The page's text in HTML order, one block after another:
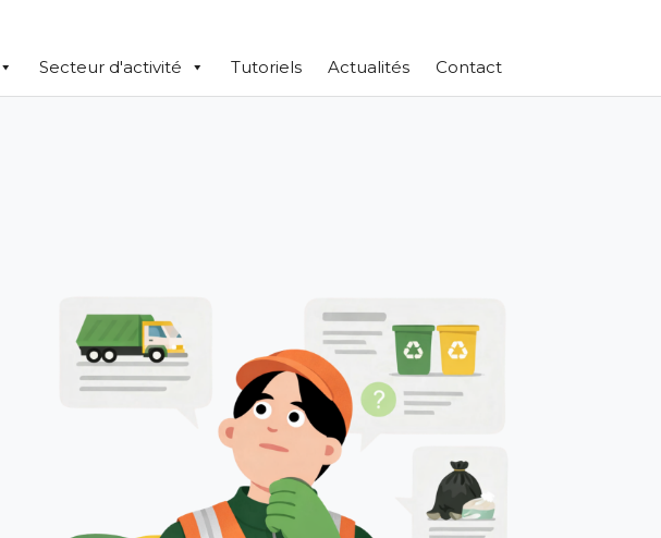
Secteur d'activité Tutoriels Actualités Contact